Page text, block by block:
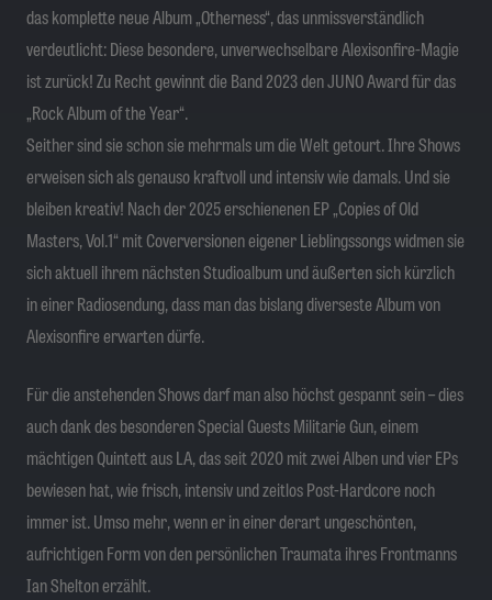
das komplette neue Album „Otherness“, das unmissverständlich
verdeutlicht: Diese besondere, unverwechselbare Alexisonfire-Magie
ist zurück! Zu Recht gewinnt die Band 2023 den JUNO Award für das
„Rock Album of the Year“.
Seither sind sie schon sie mehrmals um die Welt getourt. Ihre Shows
erweisen sich als genauso kraftvoll und intensiv wie damals. Und sie
bleiben kreativ! Nach der 2025 erschienenen EP „Copies of Old
Masters, Vol.1“ mit Coverversionen eigener Lieblingssongs widmen sie
sich aktuell ihrem nächsten Studioalbum und äußerten sich kürzlich
in einer Radiosendung, dass man das bislang diverseste Album von
Alexisonfire erwarten dürfe.
Für die anstehenden Shows darf man also höchst gespannt sein – dies
auch dank des besonderen Special Guests Militarie Gun, einem
mächtigen Quintett aus LA, das seit 2020 mit zwei Alben und vier EPs
bewiesen hat, wie frisch, intensiv und zeitlos Post-Hardcore noch
immer ist. Umso mehr, wenn er in einer derart ungeschönten,
aufrichtigen Form von den persönlichen Traumata ihres Frontmanns
Ian Shelton erzählt.